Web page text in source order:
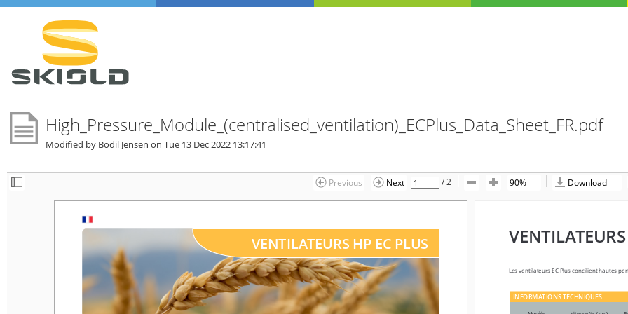
High_Pressure_Module_(centralised_ventilation)_ECPlus_Data_Sheet_FR.pdf
Modified by Bodil Jensen on Tue 13 Dec 2022 13:17:41
Previous Next /2 90% Download
VENTILATEURS HP EC PLUS
VENTILATEURS HP EC PLUS
VENTILATEURS
Modèle Vitesse (tr / mn)
Les ventilateurs EC Plus concilient hautes
INFORMATIONS TECHNIQUES
Modèle Vitesse (tr / mn)